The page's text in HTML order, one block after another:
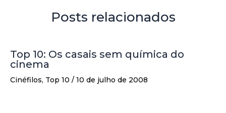
Posts relacionados
Top 10: Os casais sem química do
cinema
Cinéfilos, Top 10 / 10 de julho de 2008